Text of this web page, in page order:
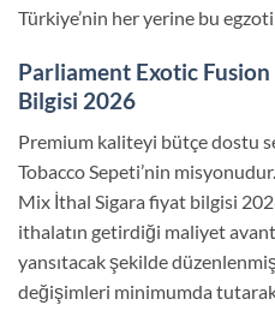
Türkiye’nin her yerine bu
Parliament Exotic
Bilgisi 2026
Premium kaliteyi bütçe dostu
Tobacco Sepeti’nin
Mix İthal Sigara fiyat bilgisi
ithalatın getirdiği maliyet
yansıtacak şekilde
değişimleri minimumda